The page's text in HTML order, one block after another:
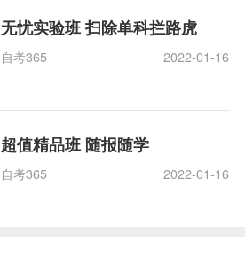
无忧实验班 扫除单科拦路虎
自考365 2022-01-16
超值精品班 随报随学
自考365 2022-01-16